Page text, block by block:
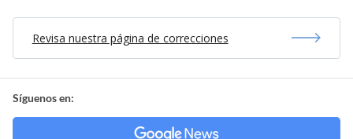
Revisa nuestra página de correcciones
Síguenos en: